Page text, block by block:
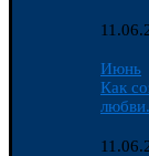
Июнь
Как